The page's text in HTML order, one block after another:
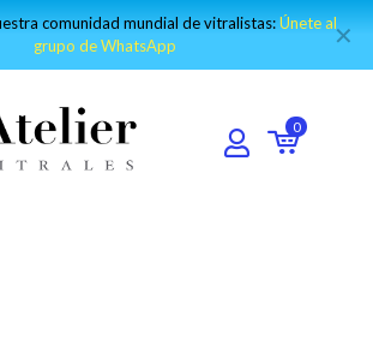
de Youtube y encuentro los mejores tutoriales:
IR AL CANAL
✕
0